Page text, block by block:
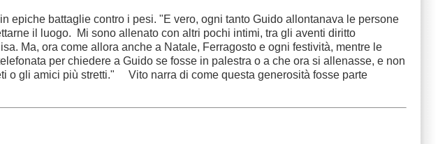
epiche battaglie contro i pesi. "E vero, ogni tanto Guido allontanava le persone
il luogo. Mi sono allenato con altri pochi intimi, tra gli aventi diritto
Ma, ora come allora anche a Natale, Ferragosto e ogni festività, mentre le
per chiedere a Guido se fosse in palestra o a che ora si allenasse, e non
o gli amici più stretti." Vito narra di come questa generosità fosse parte